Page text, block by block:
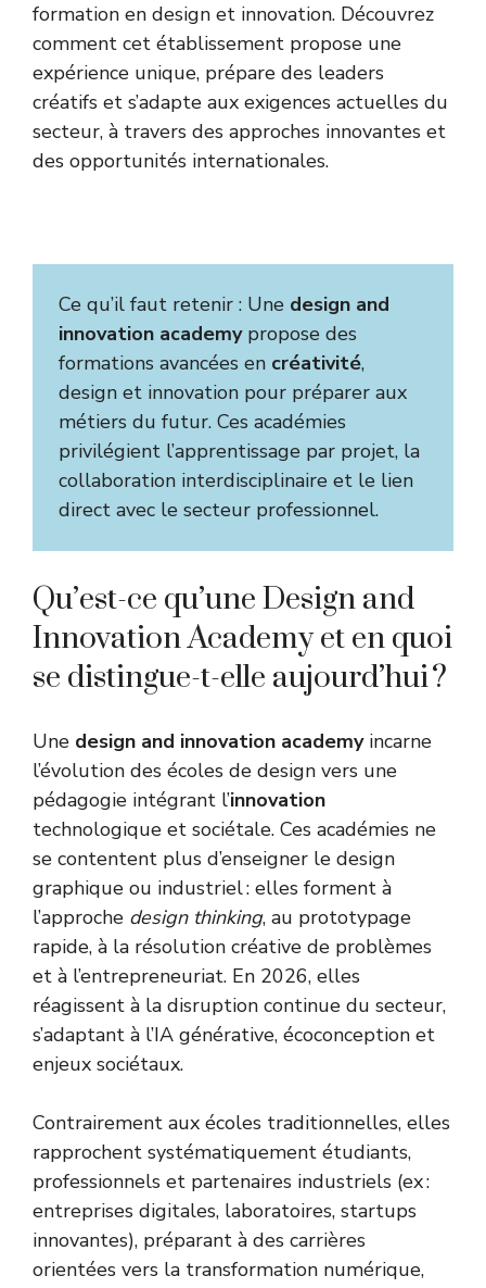
formation en design et innovation. Découvrez
comment cet établissement propose une
expérience unique, prépare des leaders
créatifs et s’adapte aux exigences actuelles du
secteur, à travers des approches innovantes et
des opportunités internationales.
Ce qu’il faut retenir : Une design and
innovation academypropose des
formations avancées en créativité,
design et innovation pour préparer aux
métiers du futur. Ces académies
privilégient l’apprentissage par projet, la
collaboration interdisciplinaire et le lien
direct avec le secteur professionnel.
Qu’est-ce qu’une Design and
Innovation Academy et en quoi
se distingue-t-elle aujourd’hui ?
Une design and innovation academyincarne
l’évolution des écoles de design vers une
pédagogie intégrant l’innovation
technologique et sociétale. Ces académies ne
se contentent plus d’enseigner le design
graphique ou industriel : elles forment à
l’approche design thinking, au prototypage
rapide, à la résolution créative de problèmes
et à l’entrepreneuriat. En 2026, elles
réagissent à la disruption continue du secteur,
s’adaptant à l’IA générative, écoconception et
enjeux sociétaux.
Contrairement aux écoles traditionnelles, elles
rapprochent systématiquement étudiants,
professionnels et partenaires industriels (ex :
entreprises digitales, laboratoires, startups
innovantes), préparant à des carrières
orientées vers la transformation numérique,